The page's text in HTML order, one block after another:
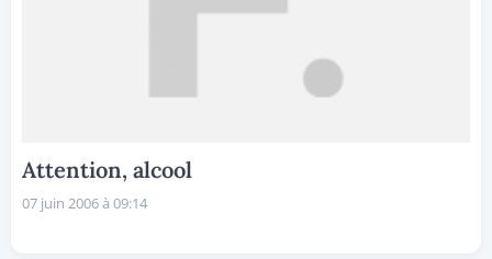
Attention, alcool
07 juin 2006 à 09:14